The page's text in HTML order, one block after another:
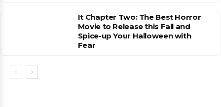
It Chapter Two: The Best Horror
Movie to Release this Fall and
Spice-up Your Halloween with
Fear